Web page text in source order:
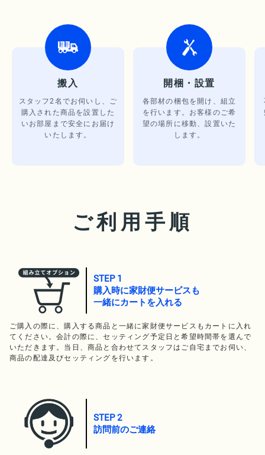
搬入
スタッフ2名でお伺いし、ご
購入された商品を設置した
いお部屋まで安全にお届け
いたします。
開梱・設置
各部材の梱包を開け、組立
を行います。お客様のご希
望の場所に移動、設置いた
します。
ご利用手順
STEP 1
購入時に家財便サービスも
一緒にカートを入れる
ご購入の際に、購入する商品と一緒に家財便サービスもカートに入れ
てください。会計の際に、セッティング予定日と希望時間帯を選んで
いただきます。当日、商品と合わせてスタッフはご自宅までお伺い、
商品の配達及びセッティングを行います。
STEP 2
訪問前のご連絡